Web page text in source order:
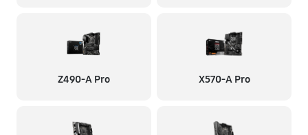
Z490-A Pro X570-A Pro